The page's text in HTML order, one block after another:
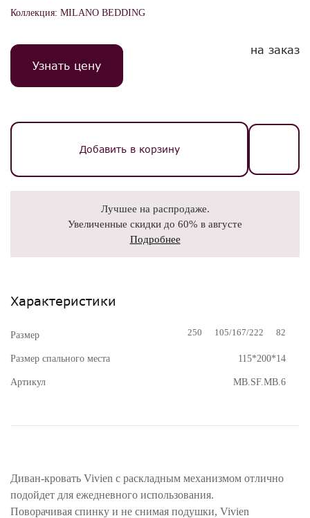
Коллекция: MILANO BEDDING
Узнать цену
на заказ
Добавить в корзину
Лучшее на распродаже.
Увеличенные скидки до 60% в августе
Подробнее
Характеристики
Размер 250 105/167/222 82
Размер спального места 115*200*14
Артикул MB.SF.MB.6
Диван-кровать Vivien с раскладным механизмом отлично
подойдет для ежедневного использования.
Поворачивая спинку и не снимая подушки, Vivien